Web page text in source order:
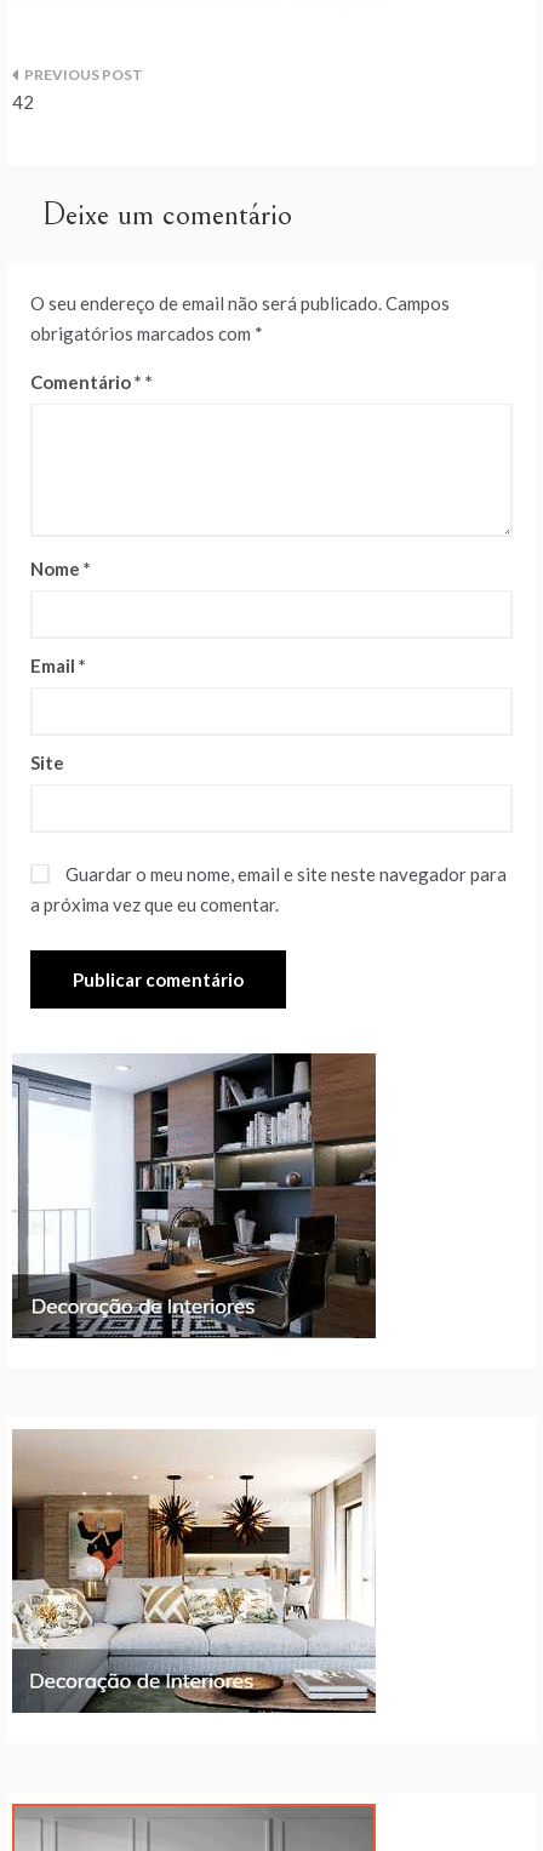
Navegação
artigos
42
Deixe um comentário
O seu endereço de email não será publicado.Campos
obrigatórios marcados com *
Comentário*
Nome *
Email *
Site
Guardar o meu nome, email e site neste navegador para
a próxima vez que eu comentar.